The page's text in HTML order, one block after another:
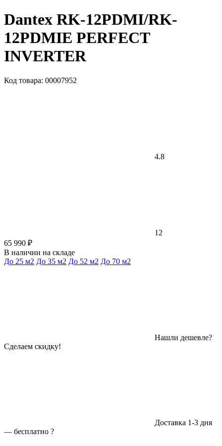
Dantex RK-12PDMI/RK-
12PDMIE PERFECT
INVERTER
Код товара: 00007952
4.8
12
65 990 ₽
В наличии на складе
До 25 м2 До 35 м2 До 52 м2 До 70 м2
Нашли дешевле?
Сделаем скидку!
Доставка 1-3 дня
— бесплатно ?